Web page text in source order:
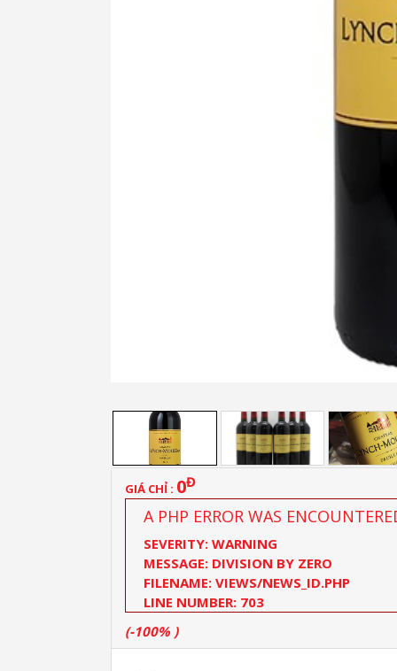
GIÁ CHỈ : 0Đ
A PHP ERROR WAS
SEVERITY: WARNING
MESSAGE: DIVISION BY ZERO
FILENAME: VIEWS/NEWS_ID.PHP
LINE NUMBER: 703
(-100% )